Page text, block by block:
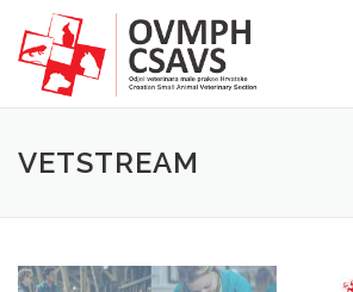
Preskoči
sadržaj
VETSTREAM